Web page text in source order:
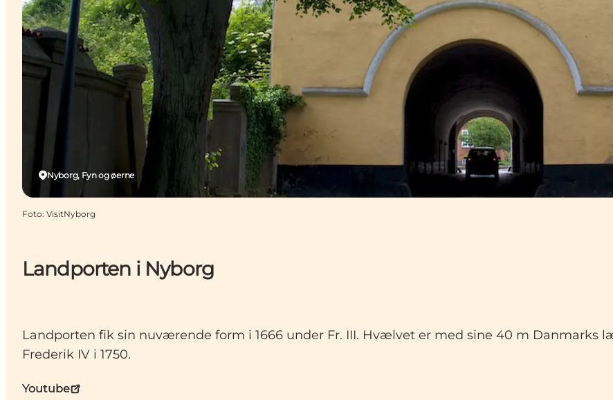
Landporten i Nyborg
Landporten fik sin nuværende form i 1666 under Fr. III. Hvælvet er med sine 40 m
Frederik IV i 1750.
Youtube
Nyborg, Fyn og øerne
Foto: VisitNyborg